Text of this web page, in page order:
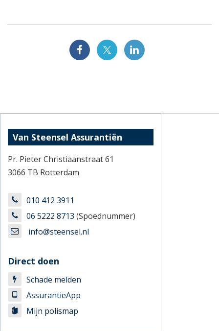
Van Steensel Assurantiën
Pr. Pieter Christiaanstraat 61
3066 TB Rotterdam
010 412 3911
06 5222 8713 (Spoednummer)
info@steensel.nl
Direct doen
Schade melden
AssurantieApp
Mijn polismap